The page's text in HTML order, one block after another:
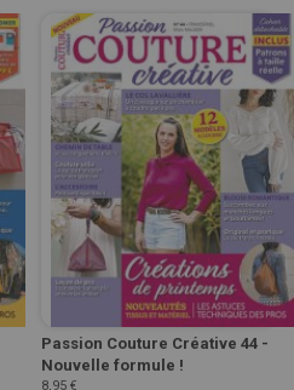
Passion Couture Créative 44 -
Nouvelle formule !
8,95 €